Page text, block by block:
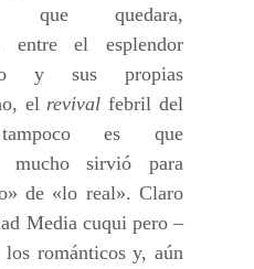
que quedara,
entre el esplendor
y sus propias
el revivalfebril del
tampoco es que
mucho sirvió para
de «lo real». Claro
Media cuqui pero –
los románticos y, aún